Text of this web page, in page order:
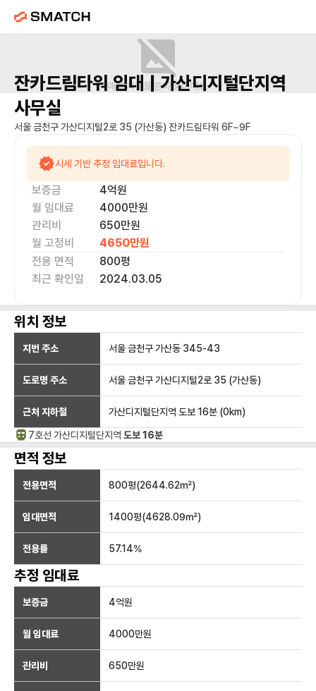
매물 사진을 준비 중이에요.
잔카드림타워임대 | 가산디지털단지역
사무실
서울 금천구 가산디지털2로 35 (가산동) 잔카드림타워 6F~9F
시세 기반 추정 임대료입니다.
보증금 4억원
월 임대료
4000만원
관리비
650만원
월 고정비
4650만원
전용 면적
800평
최근 확인일
2024.03.05
위치 정보
지번 주소 서울 금천구 가산동 345-43
도로명 주소 서울 금천구 가산디지털2로 35 (가산동)
근처 지하철 가산디지털단지역 도보 16분 (0km)
7호선 가산디지털단지 역 도보 16분
면적 정보
전용면적 800평(2644.62㎡)
임대면적 1400평(4628.09㎡)
전용률 57.14%
추정 임대료
보증금 4억원
월 임대료 4000만원
관리비 650만원